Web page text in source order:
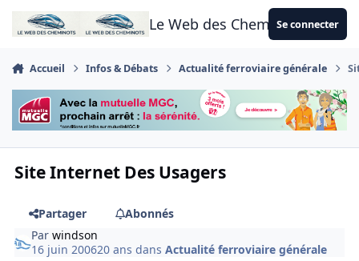
Aller au contenu
Le Web des CheminotsSe connecter
Accueil Infos & Débats Actualité ferroviaire générale
Site Internet Des Usagers
Partager
Abonnés
Parwindson
16 juin 200620 ans dansActualité ferroviaire générale